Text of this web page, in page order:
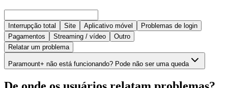
Interrupção total Site Aplicativo móvel
Problemas de login
Pagamentos
Streaming / vídeo
Outro
Relatar um problema
Paramount+ não está funcionando? Pode não ser uma queda